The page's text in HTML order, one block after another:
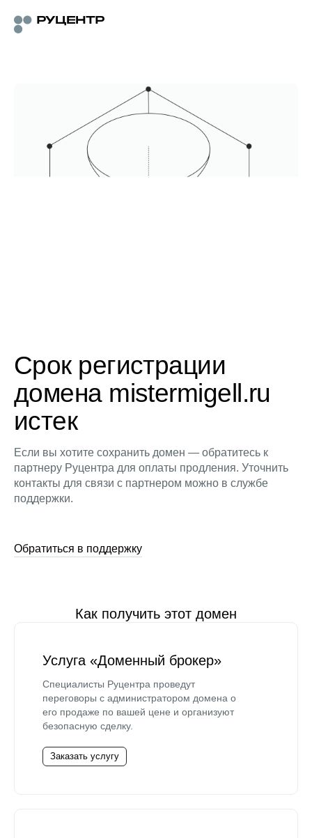
Срок регистрации
домена mistermigell.ru
истек
Если вы хотите сохранить домен — обратитесь к
партнеру Руцентра для оплаты продления. Уточнить
контакты для связи с партнером можно в службе
поддержки.
Обратиться в поддержку
Как получить этот домен
Услуга «Доменный брокер»
Специалисты Руцентра проведут
переговоры с администратором домена о
его продаже по вашей цене и организуют
безопасную сделку.
Заказать услугу